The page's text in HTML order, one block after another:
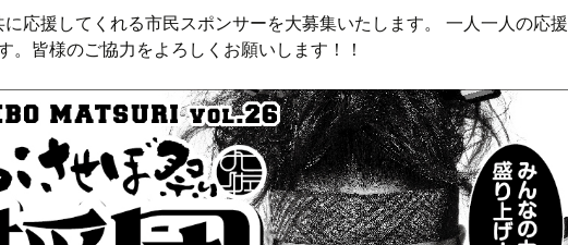
に応援してくれる市民スポンサーを大募集いたします。 一人一人の応援
。皆様のご協力をよろしくお願いします！！